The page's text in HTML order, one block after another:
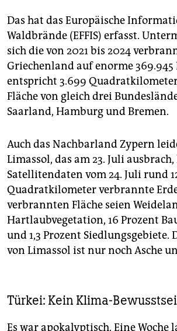
Das hat das Europäische
Waldbrände (EFFIS) erfasst.
sich die von 2021 bis 2024
Griechenland auf enorme 369.945
entspricht 3.699
Fläche von gleich drei
Saarland, Hamburg und Bremen.
Auch das Nachbarland Zypern
Limassol, das am 23. Juli
Satellitendaten vom 24. Juli rund
Quadratkilometer verbrannte
verbrannten Fläche seien
Hartlaubvegetation, 16 Prozent
und 1,3 Prozent Siedlungsgebiete.
von Limassol ist nur noch Asche
Türkei: Kein Klima-
Es war apokalyptisch. Eine Woche